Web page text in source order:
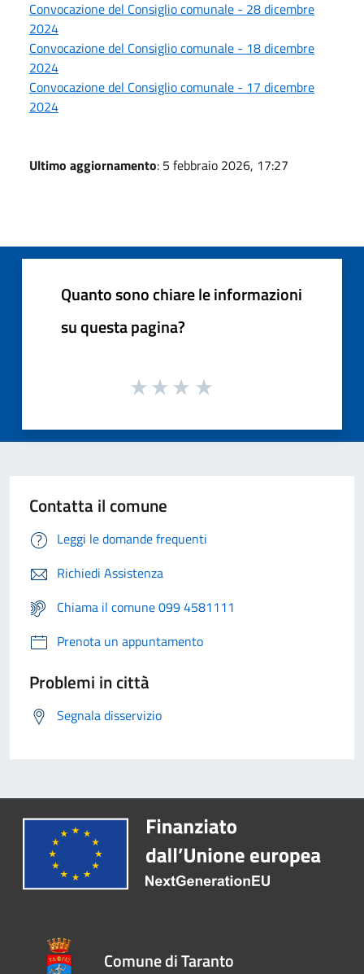
Convocazione del Consiglio comunale - 28 dicembre
2024
Convocazione del Consiglio comunale - 18 dicembre
2024
Convocazione del Consiglio comunale - 17 dicembre
2024
Ultimo aggiornamento: 5 febbraio 2026, 17:27
Quanto sono chiare le informazioni
su questa pagina?
Contatta il comune
Leggi le domande frequenti
Richiedi Assistenza
Chiama il comune 099 4581111
Prenota un appuntamento
Problemi in città
Segnala disservizio
Comune di Taranto